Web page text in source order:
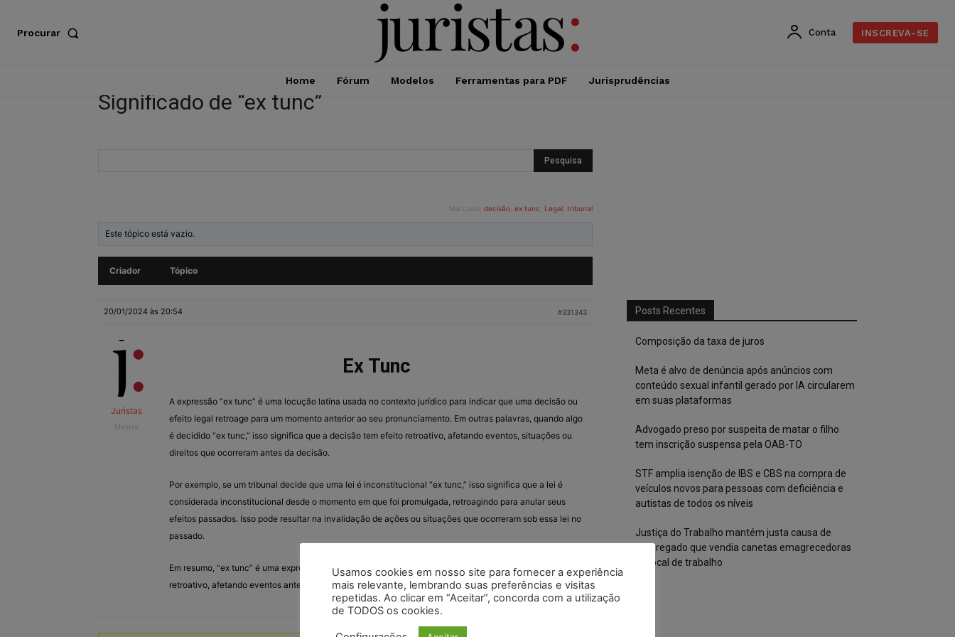
Procurar Conta INSCREVA-SE
Home Fórum Modelos Ferramentas para PDF Jurisprudências
Significado de “ex tunc”
Marcado: decisão ex tunc Legal tribunal
Este tópico está vazio.
Criador Tópico
20/01/2024 às 20:54 #331343
Juristas
Mestre
Ex Tunc
A expressão “ex tunc” é uma locução latina usada no contexto jurídico para indicar que uma decisão ou
efeito legal retroage para um momento anterior ao seu pronunciamento. Em outras palavras, quando algo
é decidido “ex tunc,” isso significa que a decisão tem efeito retroativo, afetando eventos, situações ou
direitos que ocorreram antes da decisão.
Por exemplo, se um tribunal decide que uma lei é inconstitucional “ex tunc,” isso significa que a lei é
considerada inconstitucional desde o momento em que foi promulgada, retroagindo para anular seus
efeitos passados. Isso pode resultar na invalidação de ações ou situações que ocorreram sob essa lei no
passado.
Em resumo, “ex tunc” é uma expressão jurídica que indica que uma decisão ou efeito legal tem efeito
retroativo, afetando eventos anteriores ao momento da decisão.
Posts Recentes
Composição da taxa de juros
Meta é alvo de denúncia após anúncios com
conteúdo sexual infantil gerado por IA circularem
em suas plataformas
Advogado preso por suspeita de matar o filho
tem inscrição suspensa pela OAB-TO
STF amplia isenção de IBS e CBS na compra de
veículos novos para pessoas com deficiência e
autistas de todos os níveis
Justiça do Trabalho mantém justa causa de
empregado que vendia canetas emagrecedoras
no local de trabalho
Usamos cookies em nosso site para fornecer a experiência
mais relevante, lembrando suas preferências e visitas
repetidas. Ao clicar em “Aceitar”, concorda com a utilização
de TODOS os cookies.